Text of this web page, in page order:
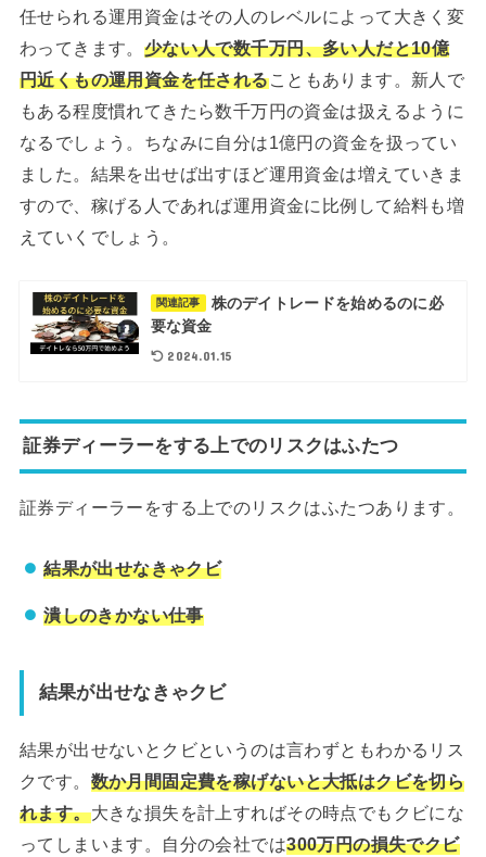
任せられる運用資金はその人のレベルによって大きく変
わってきます。 少ない人で数千万円、多い人だと10億
円近くもの運用資金を任されることもあります。新人で
もある程度慣れてきたら数千万円の資金は扱えるように
なるでしょう。ちなみに自分は1億円の資金を扱ってい
ました。結果を出せば出すほど運用資金は増えていきま
すので、稼げる人であれば運用資金に比例して給料も増
えていくでしょう。
関連記事
株のデイトレードを始めるのに必
要な資金
2024.01.15
証券ディーラーをする上でのリスクはふたつ
証券ディーラーをする上でのリスクはふたつあります。
結果が出せなきゃクビ
潰しのきかない仕事
結果が出せなきゃクビ
結果が出せないとクビというのは言わずともわかるリス
クです。 数か月間固定費を稼げないと大抵はクビを切ら
れます。大きな損失を計上すればその時点でもクビにな
ってしまいます。自分の会社では300万円の損失でクビ